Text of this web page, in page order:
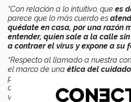
“Con relación a lo intuitivo, que es
parece que lo más cuerdo es
quédate en casa, por una razón
entender, quien sale a la calle
a contraer el virus y expone a su
“Respecto al llamado a nuestra
el marco de una ética del cuidado
podemos decir que es de
casa,
nos solidaricemosy
vulnerables”.